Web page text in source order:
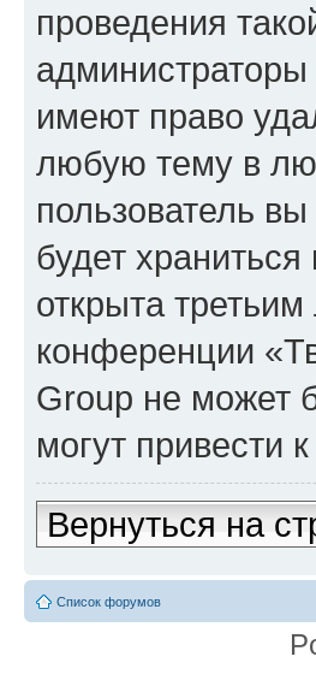
проведения
имеют право
любую тему в
пользователь
будет
открыта
конференции
Group не может
могут привести
Вернуться на
Список форумов